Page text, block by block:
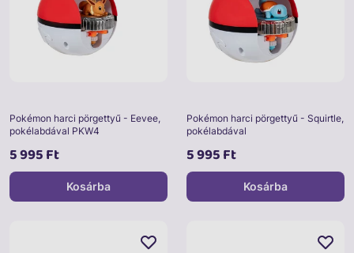
Pokémon harci pörgettyű - Eevee,
pokélabdával PKW4
5 995 Ft
Kosárba
Pokémon harci pörgettyű - Squirtle,
pokélabdával
5 995 Ft
Kosárba